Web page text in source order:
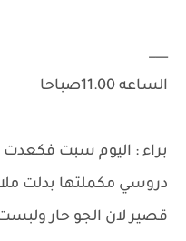
___
الساعه 11.00صباحا
براء : اليوم سبت
دروسي مكملتها بدلت
قصير لان الجو حار